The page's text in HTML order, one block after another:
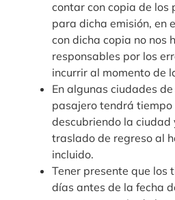
contar con copia de los
para dicha emisión, en
con dicha copia no nos
responsables por los
incurrir al momento de
En algunas ciudades
pasajero tendrá
descubriendo la ciudad
traslado de regreso al
incluido.
Tener presente que los
días antes de la fecha